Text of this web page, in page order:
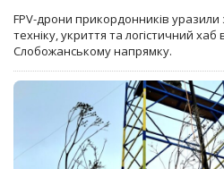
FPV-дрони прикордонників уразили
техніку, укриття та логістичний хаб
Слобожанському напрямку.